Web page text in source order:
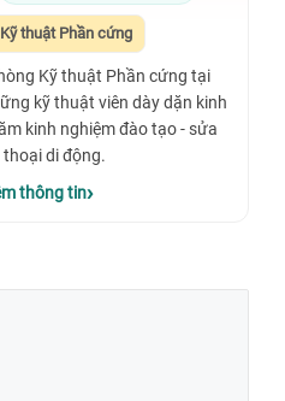
thuật Phần cứng
Kỹ thuật Phần cứng tại
kỹ thuật viên dày dặn kinh
kinh nghiệm đào tạo - sửa
di động.
thông tin